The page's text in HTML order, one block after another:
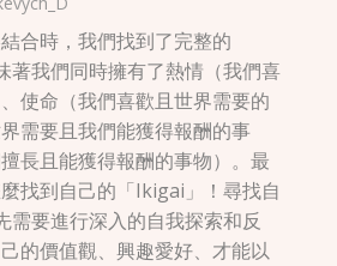
合時，我們找到了完整的
著我們同時擁有了熱情（我們喜
使命（我們喜歡且世界需要的
需要且我們能獲得報酬的事
長且能獲得報酬的事物）。最
找到自己的「Ikigai」！尋找自
需要進行深入的自我探索和反
的價值觀、興趣愛好、才能以